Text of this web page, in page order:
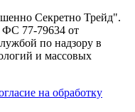
Секретно Трейд".
ФС 77-79634 от
по надзору в
и массовых
на обработку